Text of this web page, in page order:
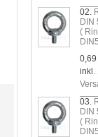
02.
DIN
(
0,69
inkl.
03.
DIN
(